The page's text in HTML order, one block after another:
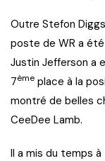
Outre Stefon
poste de WR a
Justin Jefferson a
7ème place à la
montré de belles
CeeDee Lamb.
Il a mis du temps